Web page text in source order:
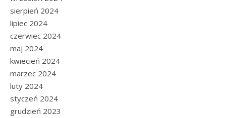
sierpień 2024
lipiec 2024
czerwiec 2024
maj 2024
kwiecień 2024
marzec 2024
luty 2024
styczeń 2024
grudzień 2023